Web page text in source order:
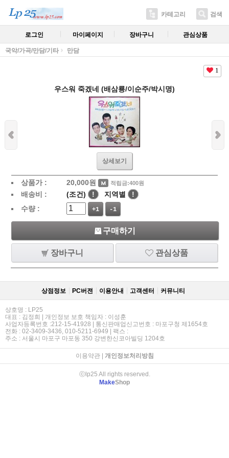
카테고리 검색
로그인 마이페이지 장바구니 관심상품
국악/가곡/만담/기타 만담
1
우스워 죽겠네 (배삼룡/이순주/박시명)
상세보기
상품가 : 20,000원 적립금:400원
배송비 : (조건) ! 지역별
!
수량 :
+1 -1
구매하기
장바구니 관심상품
상점정보 PC버젼 이용안내 고객센터 커뮤니티
상호명 : LP25
대표 : 김정희 | 개인정보 보호 책임자 : 이성훈
사업자등록번호 :212-15-41928 | 통신판매업신고번호 : 마포구청 제1654호
전화 : 02-3409-3436, 010-5211-6949 | 팩스 :
주소 : 서울시 마포구 마포동 350 강변한신코아빌딩 1204호
이용약관| 개인정보처리방침
ⓒlp25 All rights reserved.
MakeShop